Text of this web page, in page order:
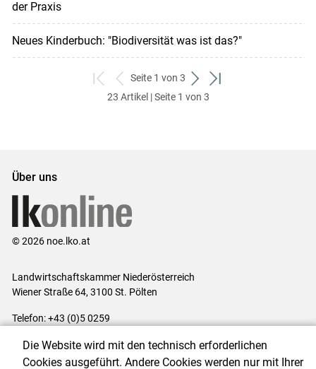
der Praxis
Neues Kinderbuch: "Biodiversität was ist das?"
zum
ersten
zurück
zum
Seite 1 von 3
weiter
zum
zum
23 Artikel | Seite 1 von 3
Über uns
© 2026 noe.lko.at
Landwirtschaftskammer Niederösterreich
Wiener Straße 64, 3100 St. Pölten
Telefon: +43 (0)5 0259
Impressum|Kontakt|Datenschutzerklärung|Barrierefreiheit|
Die Website wird mit den technisch erforderlichen
Cookies ausgeführt. Andere Cookies werden nur mit Ihrer